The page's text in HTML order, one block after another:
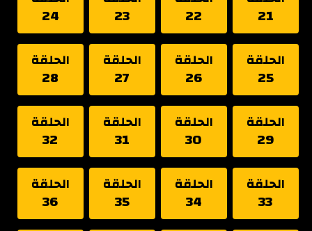
21
22
23
24
الحلقة
25
الحلقة
26
الحلقة
27
الحلقة
28
الحلقة
29
الحلقة
30
الحلقة
31
الحلقة
32
الحلقة
33
الحلقة
34
الحلقة
35
الحلقة
36